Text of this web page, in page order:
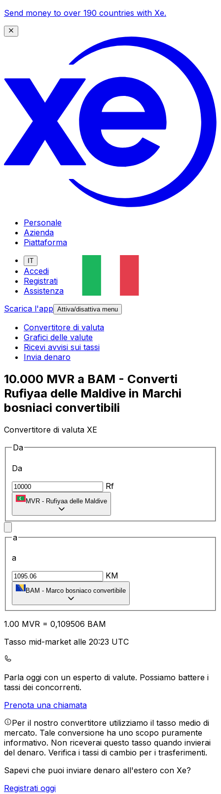
Send money to over 190 countries with Xe.
Personale
Azienda
Piattaforma
IT
Accedi
Registrati
Assistenza
Scarica l'app Attiva/disattiva menu
Convertitore di valuta
Grafici delle valute
Ricevi avvisi sui tassi
Invia denaro
10.000 MVR a BAM - Converti
Rufiyaa delle Maldive in Marchi
bosniaci convertibili
Convertitore di valuta XE
Da
Da
Rf
MVR - Rufiyaa delle Maldive
a
a
KM
BAM - Marco bosniaco convertibile
1.00 MVR = 0,109506 BAM
Tasso mid-market alle 20:23 UTC
Parla oggi con un esperto di valute. Possiamo battere i
tassi dei concorrenti.
Prenota una chiamata
Per il nostro convertitore utilizziamo il tasso medio di
mercato. Tale conversione ha uno scopo puramente
informativo. Non riceverai questo tasso quando invierai
del denaro. Verifica i tassi di cambio per i trasferimenti.
Sapevi che puoi inviare denaro all'estero con Xe?
Registrati oggi